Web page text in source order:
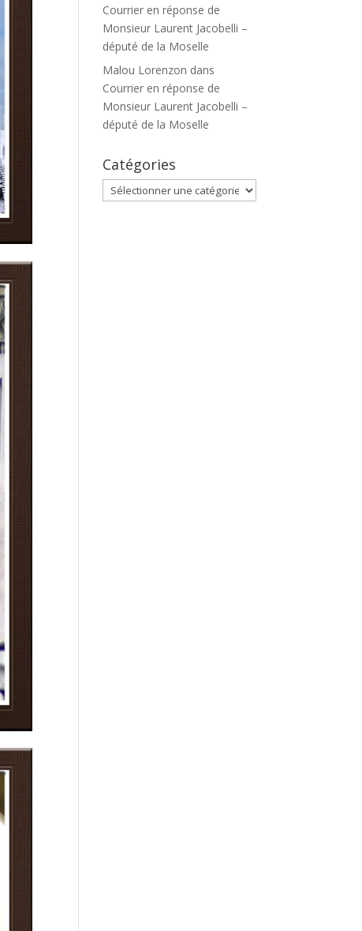
Courrier en réponse de
Monsieur Laurent Jacobelli –
député de la Moselle
Malou Lorenzon dans
Courrier en réponse de
Monsieur Laurent Jacobelli –
député de la Moselle
Catégories
Catégories